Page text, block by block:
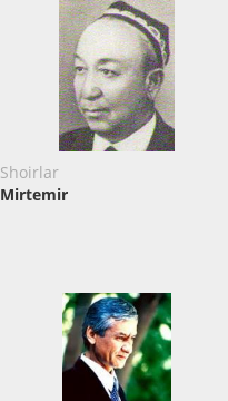
Shoirlar
Mirtemir